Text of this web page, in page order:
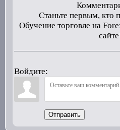
Станьте первым, кто
Обучение торговле на
Войдите:
Отправить